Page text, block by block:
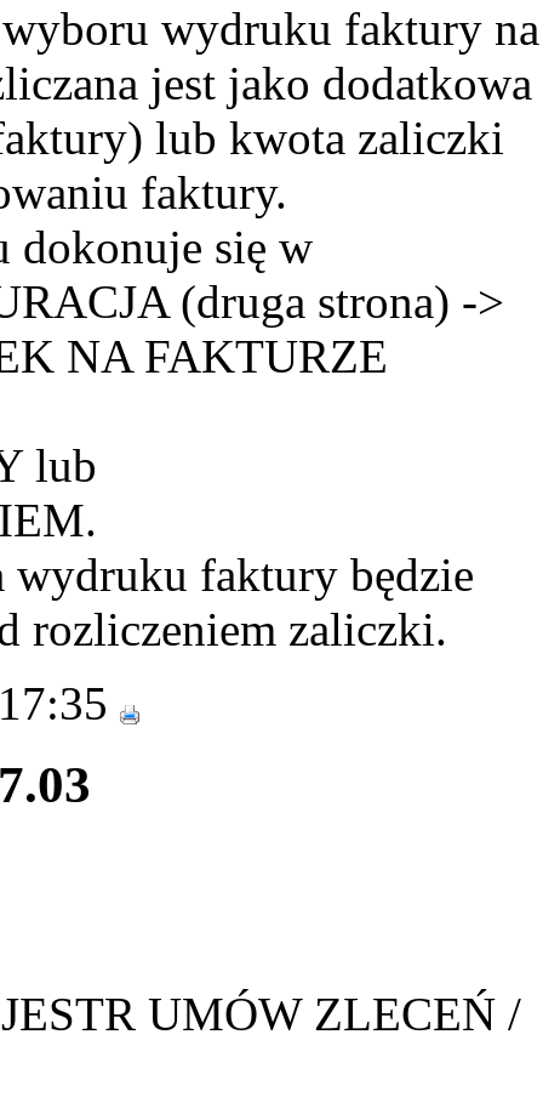
wydruku faktury na
jest jako dodatkowa
lub kwota zaliczki
faktury.
dokonuje się w
(druga strona) ->
NA FAKTURZE
lub
faktury będzie
rozliczeniem zaliczki.
UMÓW ZLECEŃ /